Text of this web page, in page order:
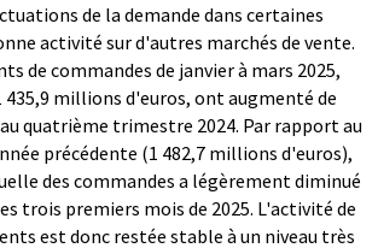
de la demande dans certaines
activité sur d'autres marchés de vente.
de commandes de janvier à mars 2025,
millions d'euros, ont augmenté de
quatrième trimestre 2024. Par rapport au
précédente (1 482,7 millions d'euros),
des commandes a légèrement diminué
trois premiers mois de 2025. L'activité de
est donc restée stable à un niveau très